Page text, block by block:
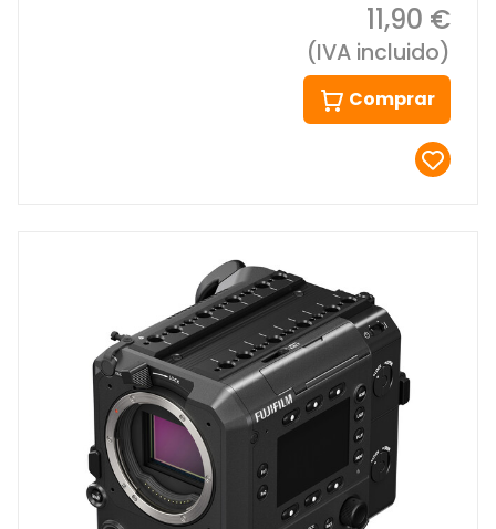
11,90 €
(IVA incluido)
Comprar